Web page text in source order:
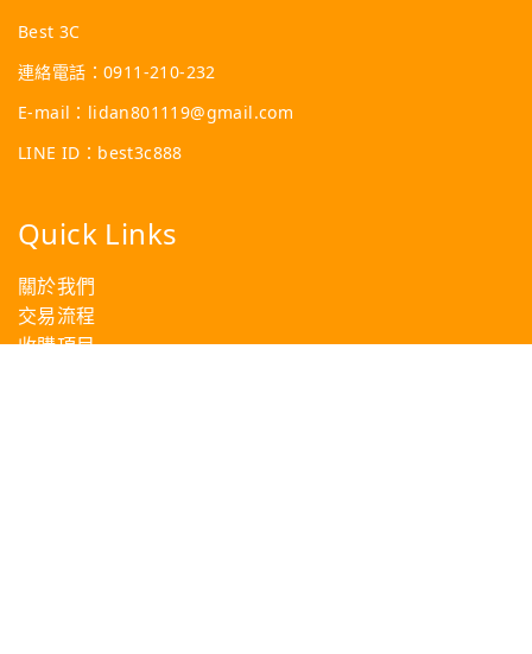
Best 3C
連絡電話：0911-210-232
E-mail：lidan801119@gmail.com
LINE ID：best3c888
Quick Links
關於我們
交易流程
收購項目